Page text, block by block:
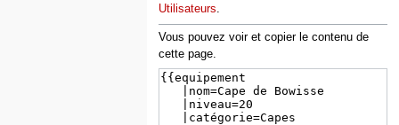
Utilisateurs.
Vous pouvez voir et copier le contenu de
cette page.